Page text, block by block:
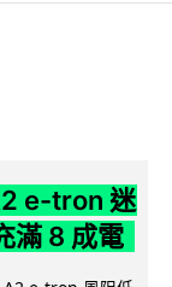
e-tron 迷
滿 8 成電